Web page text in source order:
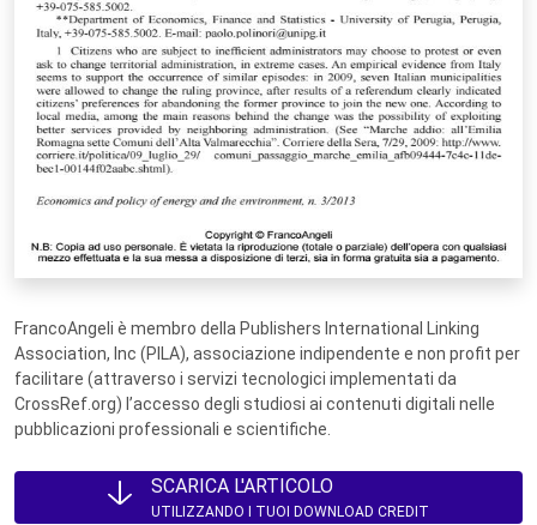
FrancoAngeli è membro della Publishers International Linking
Association, Inc (PILA), associazione indipendente e non profit per
facilitare (attraverso i servizi tecnologici implementati da
CrossRef.org) l’accesso degli studiosi ai contenuti digitali nelle
pubblicazioni professionali e scientifiche.
SCARICA L'ARTICOLO
UTILIZZANDO I TUOI DOWNLOAD CREDIT